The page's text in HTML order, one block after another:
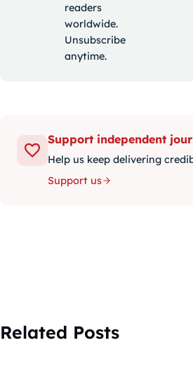
readers
worldwide.
Unsubscribe
anytime.
Support independent
Help us keep delivering
Support us
Related Posts